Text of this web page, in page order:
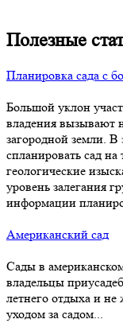
Полезные
Планировка сада с
Большой уклон
владения вызывают
загородной земли. В
спланировать сад на
геологические
уровень залегания
информации
Американский сад
Сады в
владельцы
летнего отдыха и
уходом за садом...